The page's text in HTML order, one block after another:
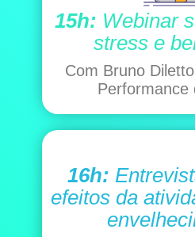
15h: Webinar
stress e
Com Bruno
Performance
16h:
efeitos da